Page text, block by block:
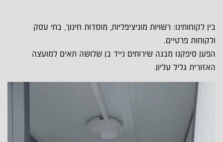
בין לקוחותינו: רשויות מוניציפליות, מוסדות חינוך, בתי עסק
ולקוחות פרטיים.
הפען סיפקנו מבנה שירותים נייד בן שלושה תאים למועצה
האזורית גליל עליון.